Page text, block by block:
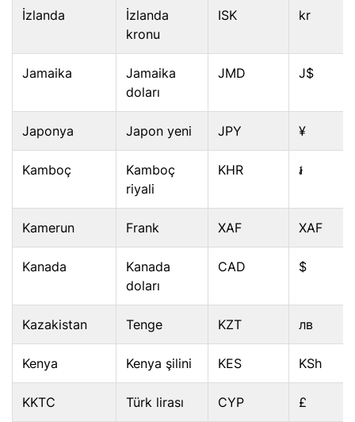
İzlanda
İzlanda
kronu
ISK kr
Jamaika
Jamaika
doları
JMD J$
Japonya Japon yeni JPY ¥
Kamboç
Kamboç
riyali
KHR ៛
Kamerun Frank XAF XAF
Kanada
Kanada
doları
CAD $
Kazakistan Tenge KZT лв
Kenya Kenya şilini KES KSh
KKTC Türk lirası CYP £